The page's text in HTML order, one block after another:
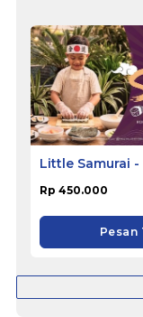
Little Samurai -
Rp 450.000
Pesan